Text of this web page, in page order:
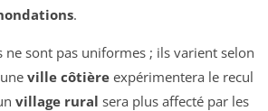
.
ne sont pas uniformes ; ils varient selon
ville côtière expérimentera le recul
village rural sera plus affecté par les